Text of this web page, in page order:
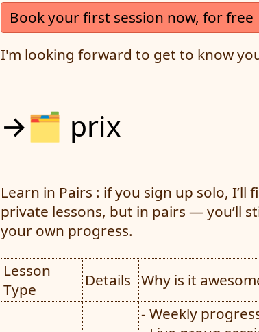
Book your first session now, for free
I'm looking forward to get to know
→🗂️ prix
Learn in Pairs : if you sign up solo, I’ll
private lessons, but in pairs — you’ll
your own progress.
Lesson
Type
Details Why is it
- Weekly